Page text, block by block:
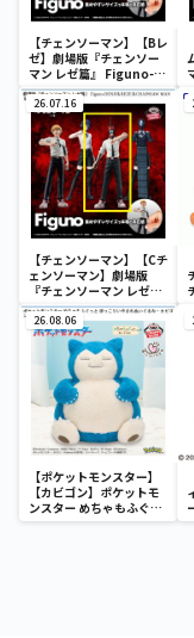
【チェンソーマン】【Bレ
ゼ】劇場版『チェンソー
マン レゼ篇』 Figuno-
DENJI＆REZE＆
CHAINSAW MAN＆
BOMB-
26.07.16
【チェンソーマン】【Cチ
ェンソーマン】劇場版
『チェンソーマン レゼ
篇』 Figuno-DENJI＆
REZE＆CHAINSAW MAN
＆BOMB-
26.08.06
【ポケットモンスター】
【カビゴン】ポケットモ
ンスター めちゃもふぐっ
と ほっこりいやされぬい